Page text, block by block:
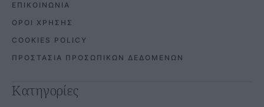
ΕΠΙΚΟΙΝΩΝΙΑ
ΟΡΟΙ ΧΡΗΣΗΣ
COOKIES POLICY
ΠΡΟΣΤΑΣΙΑ ΠΡΟΣΩΠΙΚΩΝ ΔΕΔΟΜΕΝΩΝ
Κατηγορίες